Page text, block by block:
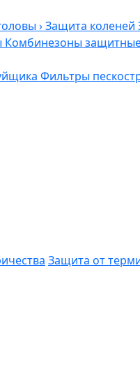
›Защита коленей
Комбинезоны
Фильтры
Защита от